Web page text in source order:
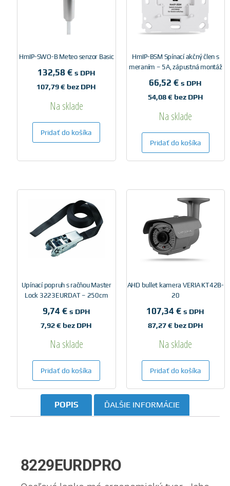
HmIP-SWO-B Meteo senzor Basic
132,58 € s DPH
107,79€ bez DPH
Na sklade
Pridať do košíka
HmIP-BSM Spínací akčný člen s
meraním – 5A, zápustná montáž
66,52€ s DPH
54,08€bez DPH
Na sklade
Pridať do košíka
Upínací popruh s račňou Master
Lock 3223EURDAT – 250cm
9,74 € s DPH
7,92€ bez DPH
Na sklade
Pridať do košíka
AHD bullet kamera VERIA KT42B-
20
107,34€ s DPH
87,27€bez DPH
Na sklade
Pridať do košíka
POPIS ĎALŠIE INFORMÁCIE
8229EURDPRO